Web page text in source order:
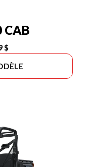
CAB
$